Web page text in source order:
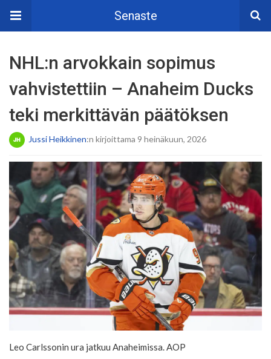
Senaste
NHL:n arvokkain sopimus
vahvistettiin – Anaheim Ducks
teki merkittävän päätöksen
Jussi Heikkinen:n kirjoittama 9 heinäkuun, 2026
Leo Carlssonin ura jatkuu Anaheimissa.AOP